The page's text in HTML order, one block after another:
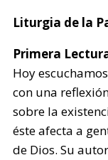
Liturgia de la
Primera
Hoy
con una
sobre la
éste afecta a
de Dios. Su